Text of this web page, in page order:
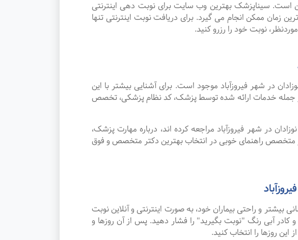
است. سیناپزشک بهترین وب سایت برای نوبت دهی اینترنتی
ممکن انجام می گیرد. برای دریافت نوبت اینترنتی تنها
نوبت خود را رزرو کنید.
در شهر فیروزآباد موجود است. برای آشنایی بیشتر با این
از جمله خدمات ارائه شده توسط پزشک، کد نظام پزشکی، تخصص
در شهر فیروزآباد مراجعه کرده اند، درباره مهارت پزشک،
متخصص راهنمای خوبی در انتخاب بهترین دکتر متخصص و فوق
و راحتی بیماران خود، به صورت اینترنتی و آنلاین نوبت
آبی رنگ "نوبت بگیرید" را فشار دهید. پس از آن روزها و
روزها را انتخاب کنید.